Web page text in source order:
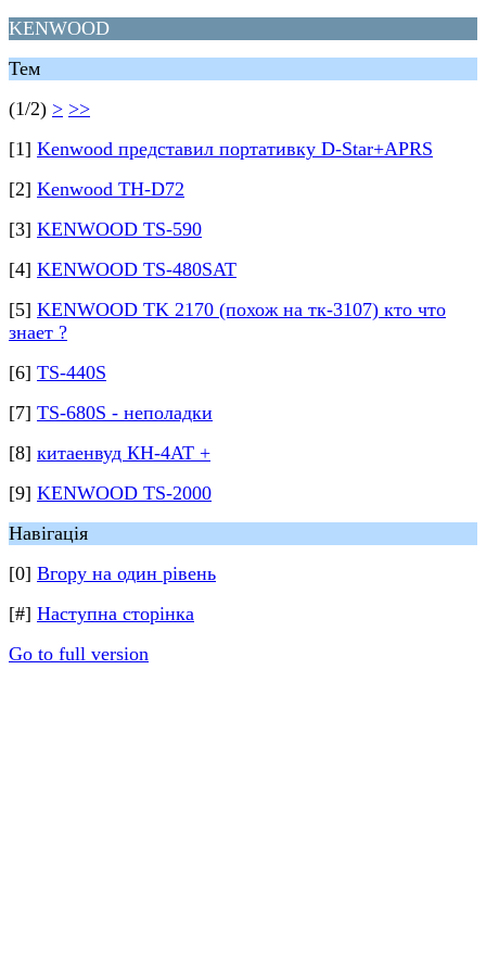
KENWOOD
Тем
(1/2) > >>
[1] Kenwood представил портативку D-Star+APRS
[2] Kenwood TH-D72
[3] KENWOOD TS-590
[4] KENWOOD TS-480SAT
[5] KENWOOD TK 2170 (похож на тк-3107) кто что
знает ?
[6] TS-440S
[7] TS-680S - неполадки
[8] китаенвуд КН-4АТ +
[9] KENWOOD TS-2000
Навігація
[0] Вгору на один рівень
[#] Наступна сторінка
Go to full version